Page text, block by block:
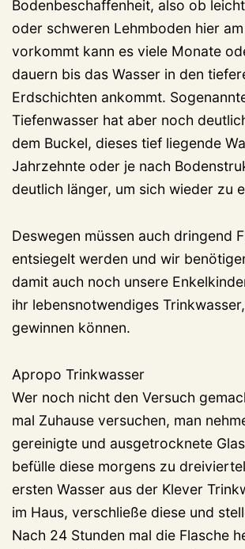
Bodenbeschaffenheit, also ob
oder schweren Lehmboden hier
vorkommt kann es viele Monate
dauern bis das Wasser in den
Erdschichten ankommt.
Tiefenwasser hat aber noch
dem Buckel, dieses tief liegende
Jahrzehnte oder je nach
deutlich länger, um sich wieder zu
Deswegen müssen auch dringend
entsiegelt werden und wir
damit auch noch unsere
ihr lebensnotwendiges
gewinnen können.
Apropo Trinkwasser
Wer noch nicht den Versuch
mal Zuhause versuchen, man
gereinigte und ausgetrocknete
befülle diese morgens zu
ersten Wasser aus der Klever
im Haus, verschließe diese und
Nach 24 Stunden mal die Flasche